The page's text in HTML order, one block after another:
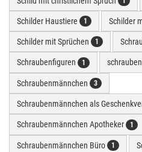
Schilder Haustiere 1 Schilder
Schilder mit Sprüchen 1
Schraubenfiguren 1
Schraubenmännchen 3
Schraubenmännchen als
Schraubenmännchen Apotheker 1
Schraubenmännchen Büro 1